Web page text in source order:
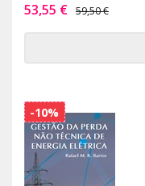
53,55 € 59,50 €
-10%